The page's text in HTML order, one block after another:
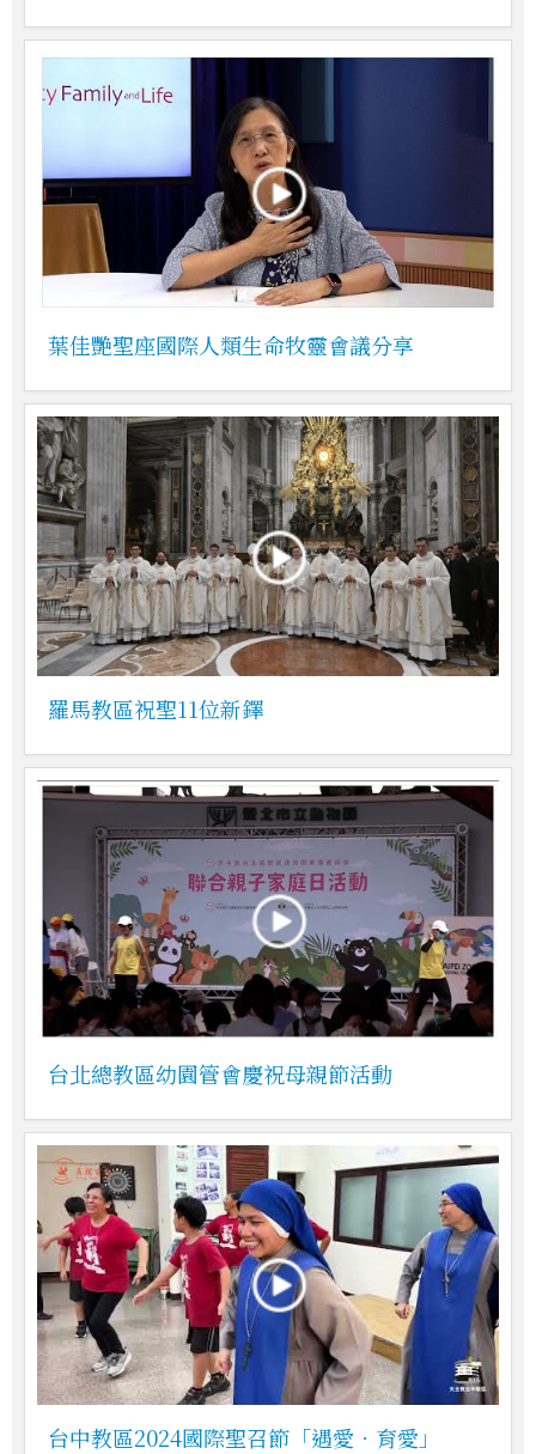
葉佳艷聖座國際人類生命牧靈會議分享
羅馬教區祝聖11位新鐸
台北總教區幼園管會慶祝母親節活動
台中教區2024國際聖召節「遇愛．育愛」